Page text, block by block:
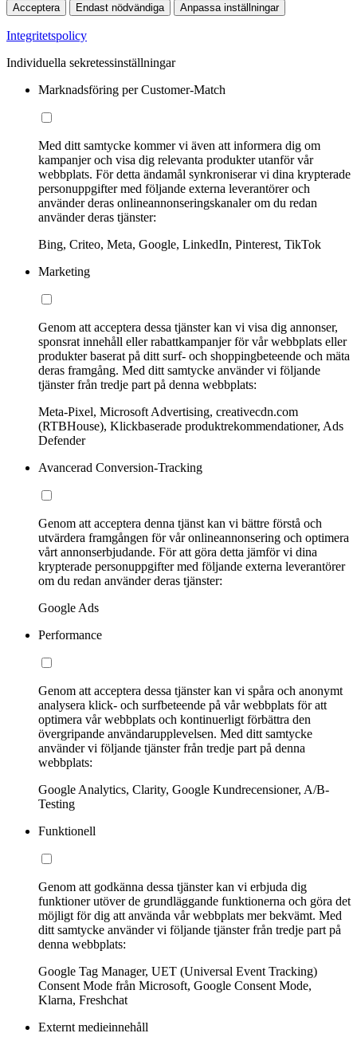
Acceptera Endast nödvändiga Anpassa inställningar
Integritetspolicy
Individuella sekretessinställningar
Marknadsföring per Customer-Match
Med ditt samtycke kommer vi även att informera dig om
kampanjer och visa dig relevanta produkter utanför vår
webbplats. För detta ändamål synkroniserar vi dina krypterade
personuppgifter med följande externa leverantörer och
använder deras onlineannonseringskanaler om du redan
använder deras tjänster:
Bing, Criteo, Meta, Google, LinkedIn, Pinterest, TikTok
Marketing
Genom att acceptera dessa tjänster kan vi visa dig annonser,
sponsrat innehåll eller rabattkampanjer för vår webbplats eller
produkter baserat på ditt surf- och shoppingbeteende och mäta
deras framgång. Med ditt samtycke använder vi följande
tjänster från tredje part på denna webbplats:
Meta-Pixel, Microsoft Advertising, creativecdn.com
(RTBHouse), Klickbaserade produktrekommendationer, Ads
Defender
Avancerad Conversion-Tracking
Genom att acceptera denna tjänst kan vi bättre förstå och
utvärdera framgången för vår onlineannonsering och optimera
vårt annonserbjudande. För att göra detta jämför vi dina
krypterade personuppgifter med följande externa leverantörer
om du redan använder deras tjänster:
Google Ads
Performance
Genom att acceptera dessa tjänster kan vi spåra och anonymt
analysera klick- och surfbeteende på vår webbplats för att
optimera vår webbplats och kontinuerligt förbättra den
övergripande användarupplevelsen. Med ditt samtycke
använder vi följande tjänster från tredje part på denna
webbplats:
Google Analytics, Clarity, Google Kundrecensioner, A/B-
Testing
Funktionell
Genom att godkänna dessa tjänster kan vi erbjuda dig
funktioner utöver de grundläggande funktionerna och göra det
möjligt för dig att använda vår webbplats mer bekvämt. Med
ditt samtycke använder vi följande tjänster från tredje part på
denna webbplats:
Google Tag Manager, UET (Universal Event Tracking)
Consent Mode från Microsoft, Google Consent Mode,
Klarna, Freshchat
Externt medieinnehåll